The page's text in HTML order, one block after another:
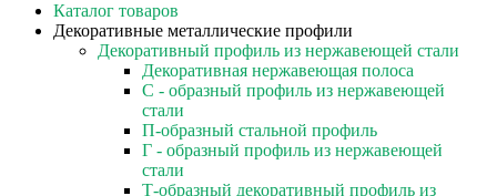
Каталог товаров
Декоративные металлические профили
Декоративный профиль из нержавеющей стали
Декоративная нержавеющая полоса
С - образный профиль из нержавеющей
стали
П-образный стальной профиль
Г - образный профиль из нержавеющей
стали
Т-образный декоративный профиль из